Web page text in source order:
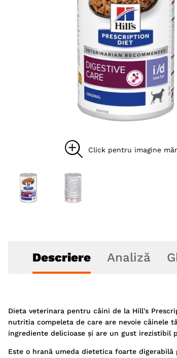
8 .
9.
10. brit caini
Descriere Analiză
Dieta veterinara pentru câini de la Hill's
nutritia compeleta de care are nevoie câinele
ingrediente delicioase și are un gust irezistibil
Este o hrană umeda dietetica foarte